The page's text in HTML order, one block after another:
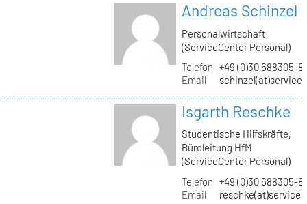
Andreas Schinzel
Personalwirtschaft
(ServiceCenter Personal)
Telefon +49 (0)30 688305-
Email
Isgarth Reschke
Studentische Hilfskräfte,
Büroleitung HfM
(ServiceCenter Personal)
Telefon +49 (0)30 688305-
Email